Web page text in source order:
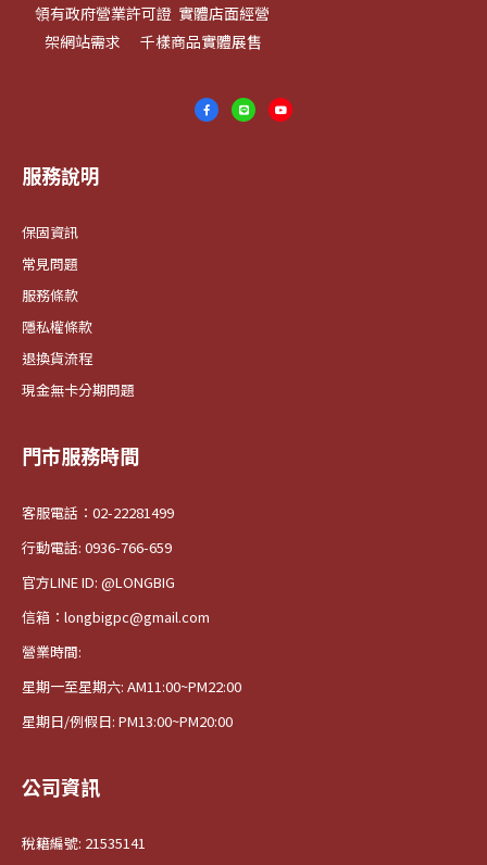
領有政府營業許可證 實體店面經營
架網站需求 千樣商品實體展售
服務說明
保固資訊
常見問題
服務條款
隱私權條款
退換貨流程
現金無卡分期問題
門市服務時間
客服電話：02-22281499
行動電話: 0936-766-659
官方LINE ID: @LONGBIG
信箱：longbigpc@gmail.com
營業時間:
星期一至星期六: AM11:00~PM22:00
星期日/例假日: PM13:00~PM20:00
公司資訊
稅籍編號: 21535141